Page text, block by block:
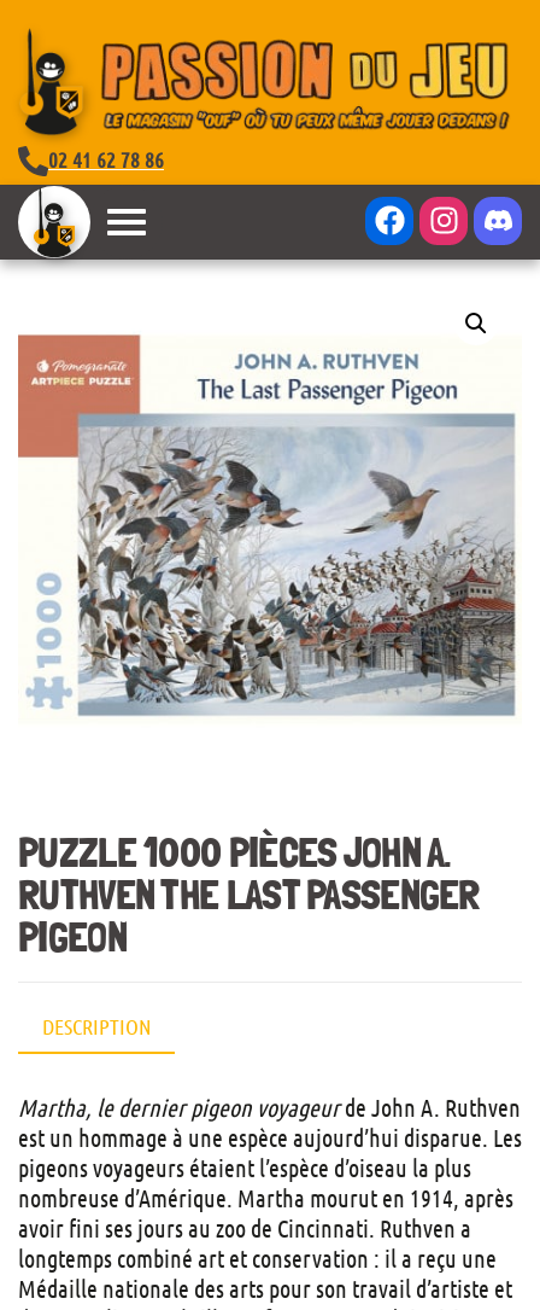
02 41 62 78 86
PUZZLE 1000 PIÈCES JOHN A.
RUTHVEN THE LAST PASSENGER
PIGEON
DESCRIPTION
Martha, le dernier pigeon voyageurde John A. Ruthven
est un hommage à une espèce aujourd’hui disparue. Les
pigeons voyageurs étaient l’espèce d’oiseau la plus
nombreuse d’Amérique. Martha mourut en 1914, après
avoir fini ses jours au zoo de Cincinnati. Ruthven a
longtemps combiné art et conservation : il a reçu une
Médaille nationale des arts pour son travail d’artiste et